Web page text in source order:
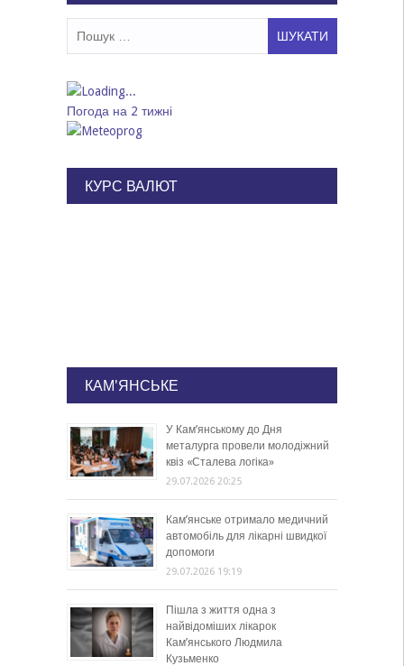
Погода на 2 тижні
КУРС ВАЛЮТ
КАМ'ЯНСЬКЕ
У Кам’янському до Дня
металурга провели молодіжний
квіз «Сталева логіка»
29.07.2026 20:25
Кам’янське отримало медичний
автомобіль для лікарні швидкої
допомоги
29.07.2026 19:19
Пішла з життя одна з
найвідоміших лікарок
Кам’янського Людмила
Кузьменко